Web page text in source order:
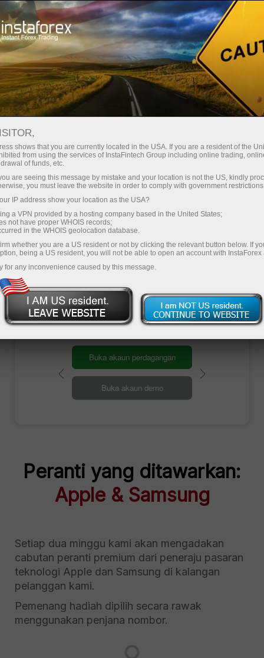
Kempen Peraduan Trade Wise, Win Device
Menangi peranti Apple
atau Samsung!
iPhone, iPad, atau Galaxy Tab Samsung —
salah satu daripada peranti berteknologi tinggi
ini boleh menjadi milik anda.
Sertai cabutan bertuah kami dan cuba nasib
anda!
mengambil hadiah
Buka akaun perdagangan
Buka akaun demo
Peranti yang ditawarkan:
Apple & Samsung
Setiap dua minggu kami akan mengadakan
cabutan peranti premium dari peneraju pasaran
teknologi Apple dan Samsung di kalangan
pelanggan kami.
Pemenang hadiah dipilih secara rawak
menggunakan penjana nombor.
shows that you are currently located in the USA. If you are a resident of the
from using the services of InstaFintech Group including online trading,
of funds, etc.
are seeing this message by mistake and your location is not the US, kindly
you must leave the website in order to comply with government
IP address show your location as the USA?
a VPN provided by a hosting company based in the United States;
not have proper WHOIS records;
in the WHOIS geolocation database.
whether you are a US resident or not by clicking the relevant button below. If
being a US resident, you will not be able to open an account with InstaForex
for any inconvenience caused by this message.